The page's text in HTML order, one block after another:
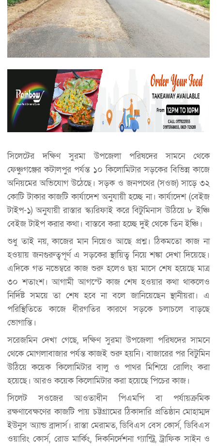
সিলেটের দক্ষিণ সুরমা উপজেলা পরিষদের সামনে থেকে
ফেঞ্চুগঞ্জের কটালপুর পর্যন্ত ১০ কিলোমিটার সড়কের বিভিন্ন কাজে
অনিয়মের অভিযোগ উঠেছে। সড়ক ও জনপথের (সওজ) সাড়ে ৩২
কোটি টাকার কাজটি কার্যাদেশ অনুযায়ী হচ্ছে না। কার্যাদেশ (বেইজ
টাইপ-১) অনুযায়ী রাস্তার স্ক্যরিফাই করে বিটুমিনাস উঠিয়ে ৮ ইঞ্চি
বেইজ টাইপ করার কথা। বাস্তবে করা হচ্ছে দুই থেকে তিন ইঞ্চি।
শুধু তাই নয়, কাজের মান নিয়েও আছে প্রশ্ন। ঠিকমতো কাজ না
হওয়ায় জনগুরুত্বপূর্ণ এ সড়কের স্থায়িত্ব নিয়ে শঙ্কা দেখা দিয়েছে।
এদিকে গত নভেম্বরে কাজ শুরু হলেও ছয় মাসে শেষ হয়েছে মাত্র
৩০ শতাংশ। আগামী আগস্টে কাজ শেষ হওয়ার কথা থাকলেও
নির্দিষ্ট সময়ে তা শেষ হবে না বলে জানিয়েছেন স্থানীয়রা। এ
পরিস্থিতিতে কাজে ধীরগতির কারণে সড়কে চলাচলে বাড়ছে
ভোগান্তি।
সরেজমিন দেখা গেছে, দক্ষিণ সুরমা উপজেলা পরিষদের সামনে
থেকে মোগলাবাজার পর্যন্ত কাজই শুরু হয়নি। বাজারের পর বিটুমিন
উঠিয়ে কয়েক কিলোমিটার বালু ও পাথর মিশিয়ে রোলিং করা
হয়েছে। আরও কয়েক কিলোমিটার করা হয়েছে পিচের কাজ।
সিলেট সওজের আওতাধীন পিএমপি বা পর্যায়ক্রমিক
রক্ষণাবেক্ষণের কাজটি পায় চট্টগ্রামের ঠিকাদারি প্রতিষ্ঠান মোহাম্মদ
ইউনুস অ্যান্ড ব্রাদার্স। রাস্তা মেরামত, ডিবিএস বেস কোর্স, ডিবিএস
ওয়ারিং কোর্স, রোড মার্কিং, দিকনির্দেশনা গ্যান্ট্রি, ট্রাফিক সাইন ও